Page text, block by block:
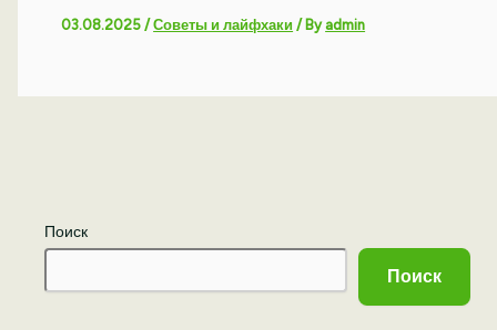
Поиск
Поиск
03.08.2025/Советы и лайфхаки / Byadmin